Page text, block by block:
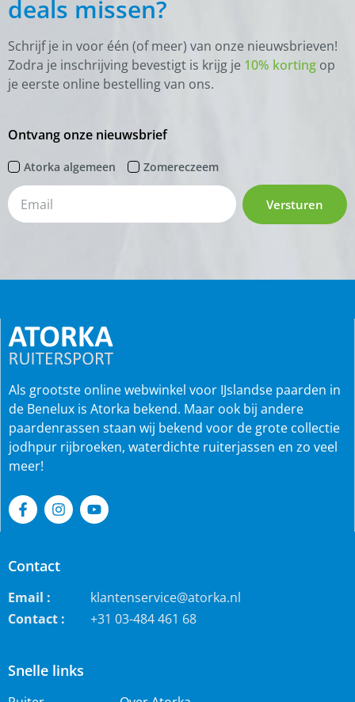
deals missen?
Schrijf je in voor één (of meer) van onze nieuwsbrieven!
Zodra je inschrijving bevestigt is krijg je 10% korting op
je eerste online bestelling van ons.
Ontvang onze nieuwsbrief
Atorka algemeen Zomereczeem
Versturen
Snelle links
Als grootste online webwinkel voor IJslandse paarden in
de Benelux is Atorka bekend. Maar ook bij andere
paardenrassen staan wij bekend voor de grote collectie
jodhpur rijbroeken, waterdichte ruiterjassen en zo veel
meer!
Contact
Email :
klantenservice@atorka.nl
Contact :
+31 03-484 461 68